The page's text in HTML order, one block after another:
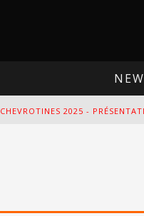
CHEVROTINES 2025 -